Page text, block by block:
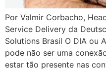
Por Valmir Corbacho,
Service Delivery da
Solutions Brasil O DIA ou
pode não ser uma
estar tão presente nas